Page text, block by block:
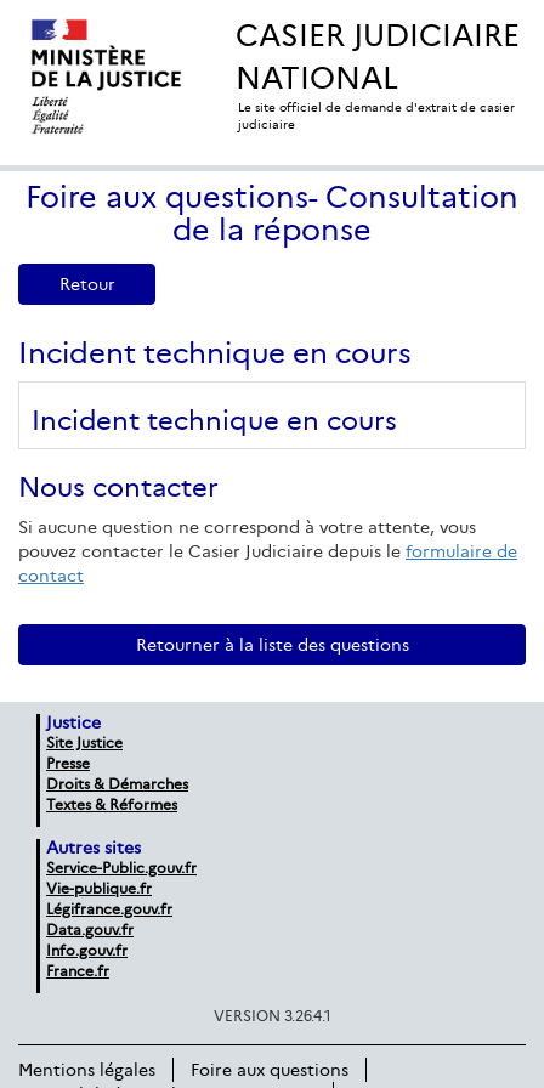
CASIER JUDICIAIRE
NATIONAL
Le site officiel de demande d'extrait de casier
judiciaire
Foire aux questions- Consultation
de la réponse
Retour
Incident technique en cours
Incident technique en cours
Nous contacter
Si aucune question ne correspond à votre attente, vous
pouvez contacter le Casier Judiciaire depuis le formulaire de
contact
Retourner à la liste des questions
Justice
Site Justice
Presse
Droits & Démarches
Textes & Réformes
Autres sites
Service-Public.gouv.fr
Vie-publique.fr
Légifrance.gouv.fr
Data.gouv.fr
Info.gouv.fr
France.fr
VERSION 3.26.4.1
Mentions légales
Foire aux questions